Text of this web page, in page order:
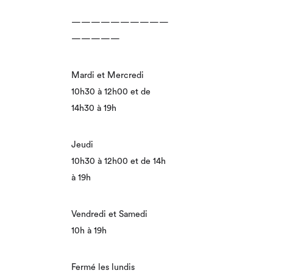
——————————
—————
Mardi et Mercredi
10h30 à 12h00 et de
14h30 à 19h
Jeudi
10h30 à 12h00 et de 14h
à 19h
Vendredi et Samedi
10h à 19h
Fermé les lundis